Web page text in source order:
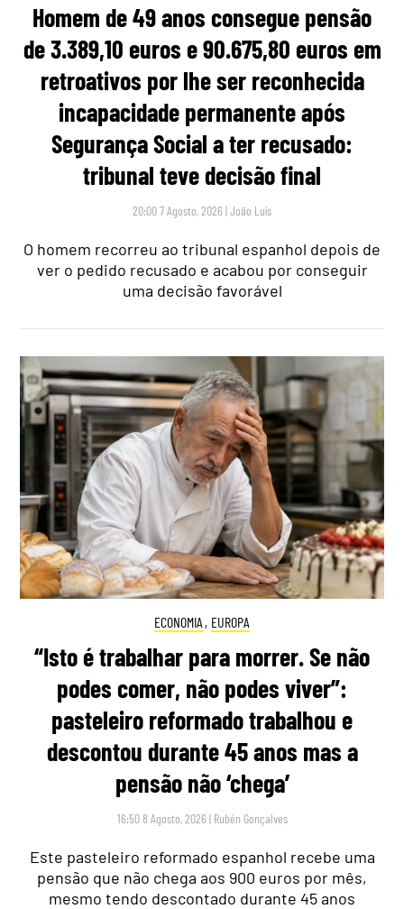
Homem de 49 anos consegue pensão
de 3.389,10 euros e 90.675,80 euros em
retroativos por lhe ser reconhecida
incapacidade permanente após
Segurança Social a ter recusado:
tribunal teve decisão final
20:00 7 Agosto, 2026 |João Luís
O homem recorreu ao tribunal espanhol depois de
ver o pedido recusado e acabou por conseguir
uma decisão favorável
ECONOMIA , EUROPA
“Isto é trabalhar para morrer. Se não
podes comer, não podes viver”:
pasteleiro reformado trabalhou e
descontou durante 45 anos mas a
pensão não ‘chega’
16:50 8 Agosto, 2026 | Rubén Gonçalves
Este pasteleiro reformado espanhol recebe uma
pensão que não chega aos 900 euros por mês,
mesmo tendo descontado durante 45 anos